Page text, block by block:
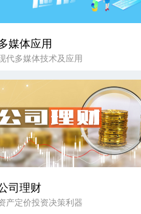
媒体应用
代多媒体技术及应用
司理财
产定价投资决策利器